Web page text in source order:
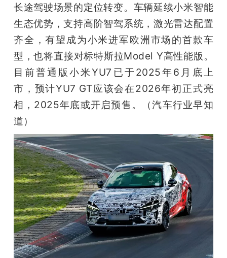
长途驾驶场景的定位转变。车辆延续小米智能
生态优势，支持高阶智驾系统，激光雷达配置
齐全，有望成为小米进军欧洲市场的首款车
型，也将直接对标特斯拉Model Y高性能版。
目前普通版小米YU7已于2025年6月底上
市，预计YU7 GT应该会在2026年初正式亮
相，2025年底或开启预售。（汽车行业早知
道）